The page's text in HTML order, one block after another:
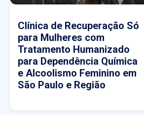
Clínica de Recuperação Só
para Mulheres com
Tratamento Humanizado
para Dependência Química
e Alcoolismo Feminino em
São Paulo e Região